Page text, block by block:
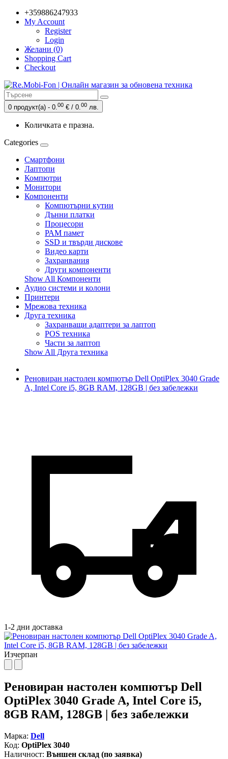
+359886247933
My Account
Register
Login
Желани (0)
Shopping Cart
Checkout
0 продукт(а) - 0.00 € / 0.00 лв.
Количката е празна.
Categories
Смартфони
Лаптопи
Компютри
Монитори
Компоненти
Компютърни кутии
Дънни платки
Процесори
РАМ памет
SSD и твърди дискове
Видео карти
Захранвания
Други компоненти
Show All Компоненти
Аудио системи и колони
Принтери
Мрежова техника
Друга техника
Захранващи адаптери за лаптоп
POS техника
Части за лаптоп
Show All Друга техника
Реновиран настолен компютър Dell OptiPlex 3040 Grade
A, Intel Core i5, 8GB RAM, 128GB | без забележки
1-2 дни доставка
Изчерпан
Реновиран настолен компютър Dell
OptiPlex 3040 Grade A, Intel Core i5,
8GB RAM, 128GB | без забележки
Марка: Dell
Код: OptiPlex 3040
Наличност: Външен склад (по заявка)